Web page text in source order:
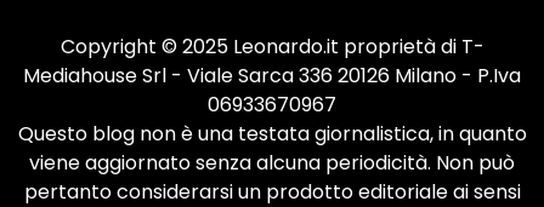
Copyright © 2025 Leonardo.it proprietà di T-
Mediahouse Srl - Viale Sarca 336 20126 Milano - P.Iva
06933670967
Questo blog non è una testata giornalistica, in quanto
viene aggiornato senza alcuna periodicità. Non può
pertanto considerarsi un prodotto editoriale ai sensi